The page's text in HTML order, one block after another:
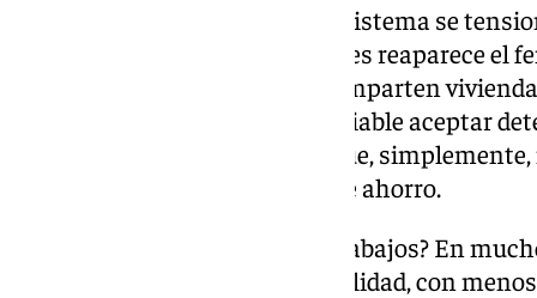
Cuando esos costes afloran, el sistema se
destinos como Málaga o Baleares reaparece el
calientes»: trabajadores que comparten
porque el coste de vida hace inviable aceptar
puestos quedan vacantes porque,
esfuerzo, ingreso y capacidad de ahorro.
¿Quién acaba ocupando esos trabajos? En
situaciones de mayor vulnerabilidad, con